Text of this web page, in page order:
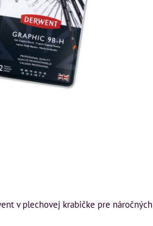
v plechovej krabičke pre